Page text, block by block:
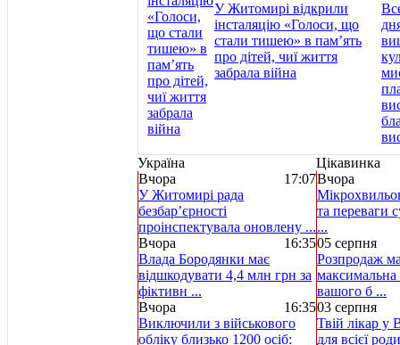
У Житомирі відкрили
інсталяцію «Голоси, що
стали тишею» в пам’ять
про дітей, чиї життя
забрала війна
Україна
Цікавинка
Вчора
17:07
У Житомирі рада
безбар’єрності
проінспектувала оновлену ...
Вчора
16:35
Влада Бородянки має
відшкодувати 4,4 млн грн за
фіктивн ...
Вчора
16:35
Виключили з військового
обліку близько 1200 осіб:
Вчора
та переваги
...
05 серпня
Розпродаж
максимальна
вашого б ...
03 серпня
Твій лікар у
для всієї